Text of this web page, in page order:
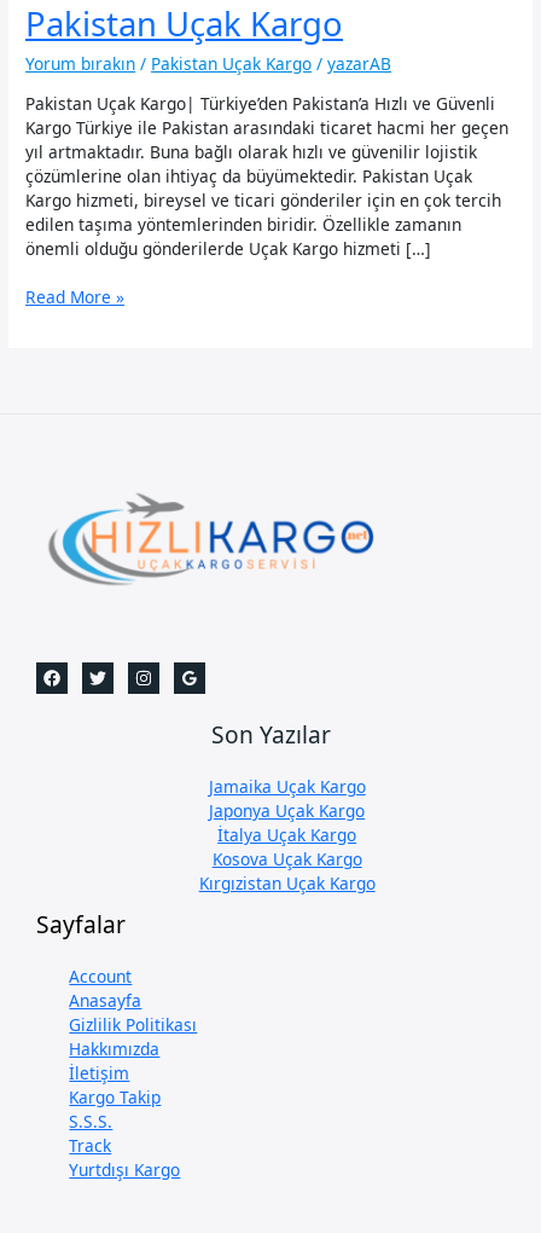
Pakistan Uçak Kargo
Yorum bırakın / Pakistan Uçak Kargo /yazarAB
Pakistan Uçak Kargo| Türkiye’den Pakistan’a Hızlı ve Güvenli
Kargo Türkiye ile Pakistan arasındaki ticaret hacmi her geçen
yıl artmaktadır. Buna bağlı olarak hızlı ve güvenilir lojistik
çözümlerine olan ihtiyaç da büyümektedir. Pakistan Uçak
Kargo hizmeti, bireysel ve ticari gönderiler için en çok tercih
edilen taşıma yöntemlerinden biridir. Özellikle zamanın
önemli olduğu gönderilerde Uçak Kargo hizmeti […]
Pakistan
Read More »
Son Yazılar
Jamaika Uçak Kargo
Japonya Uçak Kargo
İtalya Uçak Kargo
Kosova Uçak Kargo
Kırgızistan Uçak Kargo
Sayfalar
Account
Anasayfa
Gizlilik Politikası
Hakkımızda
İletişim
Kargo Takip
S.S.S.
Track
Yurtdışı Kargo